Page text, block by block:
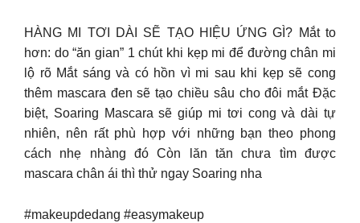
HÀNG MI TƠI DÀI SẼ TẠO HIỆU ỨNG GÌ? Mắt to
hơn: do “ăn gian” 1 chút khi kẹp mi để đường chân mi
lộ rõ Mắt sáng và có hồn vì mi sau khi kẹp sẽ cong
thêm mascara đen sẽ tạo chiều sâu cho đôi mắt Đặc
biệt, Soaring Mascara sẽ giúp mi tơi cong và dài tự
nhiên, nên rất phù hợp với những bạn theo phong
cách nhẹ nhàng đó Còn lăn tăn chưa tìm được
mascara chân ái thì thử ngay Soaring nha
#makeupdedang #easymakeup